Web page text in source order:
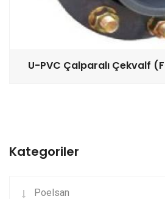
U-PVC Çalparalı Çekvalf
Kategoriler
Poelsan